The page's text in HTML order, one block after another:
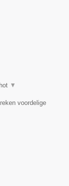
▼
voordelige